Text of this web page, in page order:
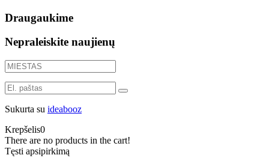
Draugaukime
Nepraleiskite naujienų
Sukurta su ideabooz
Krepšelis0
There are no products in the cart!
Tęsti apsipirkimą